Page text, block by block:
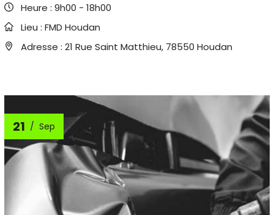
Heure : 9h00 - 18h00
Lieu : FMD Houdan
Adresse : 21 Rue Saint Matthieu, 78550 Houdan
21 Sep